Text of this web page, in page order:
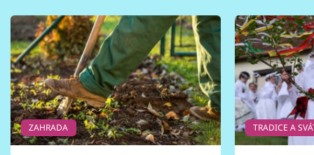
ZAHRADA TRADICE A